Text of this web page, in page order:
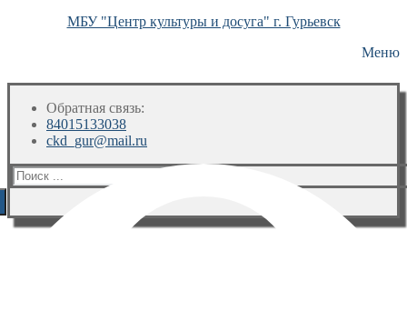
МБУ "Центр культуры и досуга" г. Гурьевск
Меню
Обратная связь:
84015133038
ckd_gur@mail.ru
Искать: